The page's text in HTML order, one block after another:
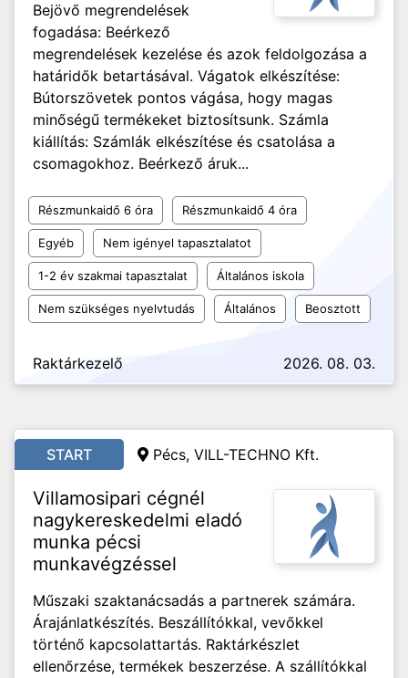
Bejövő megrendelések
fogadása: Beérkező
megrendelések kezelése és azok feldolgozása a
határidők betartásával. Vágatok elkészítése:
Bútorszövetek pontos vágása, hogy magas
minőségű termékeket biztosítsunk. Számla
kiállítás: Számlák elkészítése és csatolása a
csomagokhoz. Beérkező áruk...
Részmunkaidő 6 óra Részmunkaidő 4 óra
Egyéb Nem igényel tapasztalatot
1-2 év szakmai tapasztalat Általános iskola
Nem szükséges nyelvtudás Általános Beosztott
Raktárkezelő 2026. 08. 03.
START Pécs, VILL-TECHNO Kft.
Villamosipari cégnél
nagykereskedelmi eladó
munka pécsi
munkavégzéssel
Műszaki szaktanácsadás a partnerek számára.
Árajánlatkészítés. Beszállítókkal, vevőkkel
történő kapcsolattartás. Raktárkészlet
ellenőrzése, termékek beszerzése. A szállítókkal